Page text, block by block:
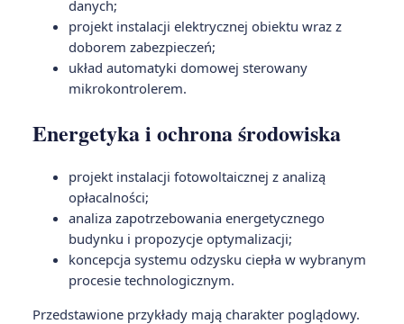
danych;
projekt instalacji elektrycznej obiektu wraz z
doborem zabezpieczeń;
układ automatyki domowej sterowany
mikrokontrolerem.
Energetyka i ochrona środowiska
projekt instalacji fotowoltaicznej z analizą
opłacalności;
analiza zapotrzebowania energetycznego
budynku i propozycje optymalizacji;
koncepcja systemu odzysku ciepła w wybranym
procesie technologicznym.
Przedstawione przykłady mają charakter poglądowy.